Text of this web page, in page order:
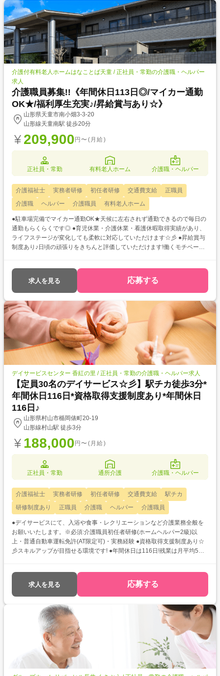
介護付有料老人ホームはなことば天童 / 正社員・常勤の介護職・ヘルパー
求人
介護職員募集!!《年間休日113日◎/マイカー通勤
OK★/福利厚生充実♪/昇給賞与あり☆》
山形県天童市南小畑3-3-20
山形線天童南駅 徒歩20分
209,900 円〜(月給)
正社員・常勤 有料老人ホーム 介護職・ヘルパー
介護福祉士 実務者研修 初任者研修 交通費支給
正職員
介護職
ヘルパー 介護職員 有料老人ホーム
●駐車場完備でマイカー通勤OK★天候に左右されず通勤できるので毎日の
通勤もらくらくです◎ ●育児休業・介護休業・看護休暇取得実績があり、
ライフステージが変化しても柔軟に対応していただけます☆彡 ●昇給賞与
制度あり♪日頃の頑張りをきちんと評価していただけます!働くモチベーシ
求人を見る 応募する
デイサービスセンター 香紅の里 / 正社員・常勤の介護職・ヘルパー求人
【定員30名のデイサービス☆彡】駅チカ徒歩3分*
年間休日116日*資格取得支援制度あり*年間休日
116日♪
山形県村山市楯岡俵町20-19
山形線村山駅 徒歩3分
188,000 円〜(月給)
正社員・常勤 通所介護 介護職・ヘルパー
介護福祉士 実務者研修 初任者研修 交通費支給
駅チカ
研修制度あり
正職員 介護職 ヘルパー 介護職員
●デイサービスにて、入浴や食事・レクリエーションなど介護業務全般を
お願いいたします。※必須:介護職員初任者研修(ホームヘルパー2級)以
上・普通自動車運転免許(AT限定可)・実務経験 ●資格取得支援制度あり☆
彡スキルアップが目指せる環境です! ●年間休日は116日!残業は月平均5時
求人を見る 応募する